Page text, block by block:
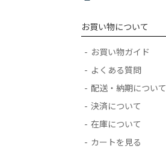
お買い物について
お買い物ガイド
よくある質問
配送・納期について
決済について
在庫について
カートを見る